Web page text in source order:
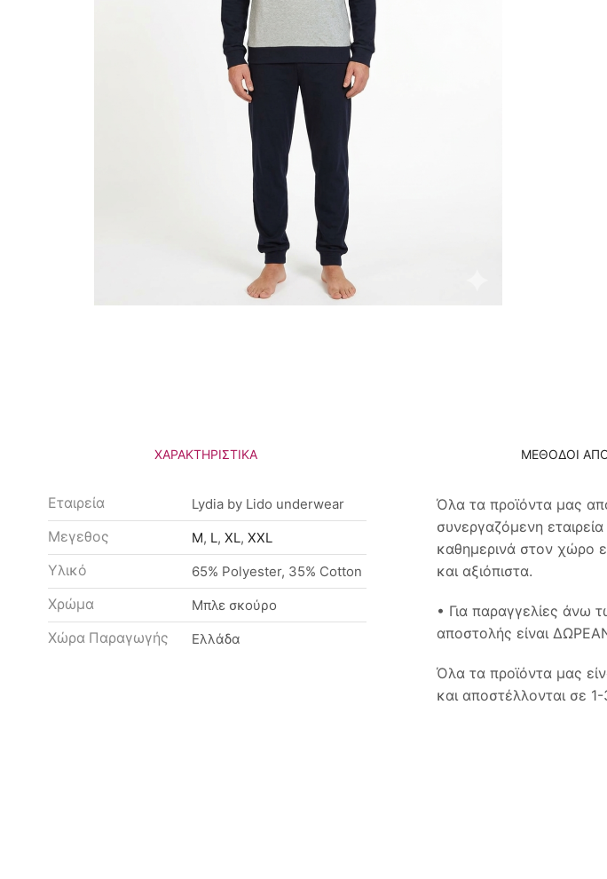
ΧΑΡΑΚΤΗΡΙΣΤΙΚΆ ΜΕΘΟΔΟΙ
Εταιρεία
Lydia by Lido underwear
Μεγεθος
M, L, XL, XXL
Υλικό
65% Polyester, 35% Cotton
Χρώμα
Μπλε σκούρο
Χώρα Παραγωγής
Ελλάδα
Όλα τα προϊόντα μας
συνεργαζόμενη
καθημερινά στον χώρο
και αξιόπιστα.
• Για παραγγελίες άνω
αποστολής είναι
Όλα τα προϊόντα μας
και αποστέλλονται σε